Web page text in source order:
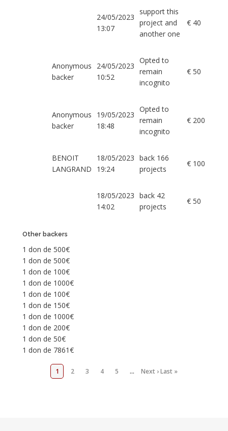
24/05/2023
13:07
support this
project and
another one
€ 40
Anonymous
backer
24/05/2023
10:52
Opted to
remain
incognito
€ 50
Anonymous
backer
19/05/2023
18:48
Opted to
remain
incognito
€ 200
BENOIT
LANGRAND
18/05/2023
19:24
back 166
projects
€ 100
18/05/2023
14:02
back 42
projects
€ 50
Other backers
1 don de 500€
1 don de 500€
1 don de 100€
1 don de 1000€
1 don de 100€
1 don de 150€
1 don de 1000€
1 don de 200€
1 don de 50€
1 don de 7861€
1 2 3 4 5 … Next ›Last »